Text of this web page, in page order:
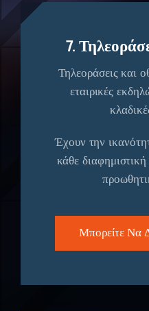
7.
Τηλεοράσεις και
εταιρικές
Έχουν την
κάθε
Μπορείτε Να